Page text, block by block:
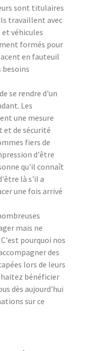
sont titulaires
travaillent avec
véhicules
formés pour
en fauteuil
se rendre d'un
Les
une mesure
de sécurité
fiers de
d'être
qu'il connaît
là s'il a
une fois arrivé
mais ne
pourquoi nos
des
lors de leurs
bénéficier
dès aujourd'hui
sur ce